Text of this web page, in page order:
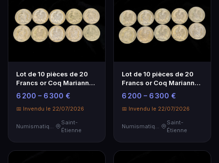
Lot de 10 pièces de 20
Francs or Coq Marianne -
Investissement
Numismatique
6 200 – 6 300 €
📅 Invendu le 22/07/2026
Saint-
Étienne
Lot de 10 pièces de 20
Francs or Coq Marianne -
Investissement
Numismatique
6 200 – 6 300 €
📅 Invendu le 22/07/2026
Saint-
Étienne